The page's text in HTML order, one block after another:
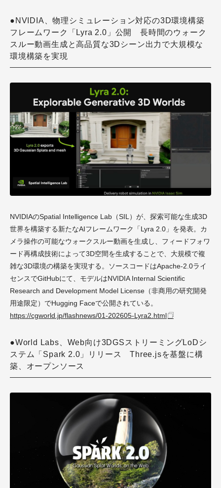
●NVIDIA、物理シミュレーション対応の3D環境構築
フレームワーク「Lyra 2.0」公開 長時間のウォーク
スルー動画生成と高品質な3Dシーン出力で大規模な
環境構築を実現
NVIDIAのSpatial Intelligence Lab（SIL）が、探索可能な生成3D
世界を構築する新たなAIフレームワーク「Lyra 2.0」を発表。カ
メラ操作の可能なウォークスルー動画を生成し、フィードフォワ
ード再構成技術によって3D空間を生成することで、大規模で複
雑な3D環境の構築を実現する。ソースコードはApache-2.0ライ
センスでGitHubにて、モデルはNVIDIA Internal Scientific
Research and Development Model License（非商用の研究開発
用途限定）でHugging Faceで公開されている。
https://cgworld.jp/flashnews/01-202605-Lyra2.html
●World Labs、Web向け3DGSストリーミングLoDシ
ステム「Spark 2.0」リリース Three.jsを基盤に構
築、オープンソース